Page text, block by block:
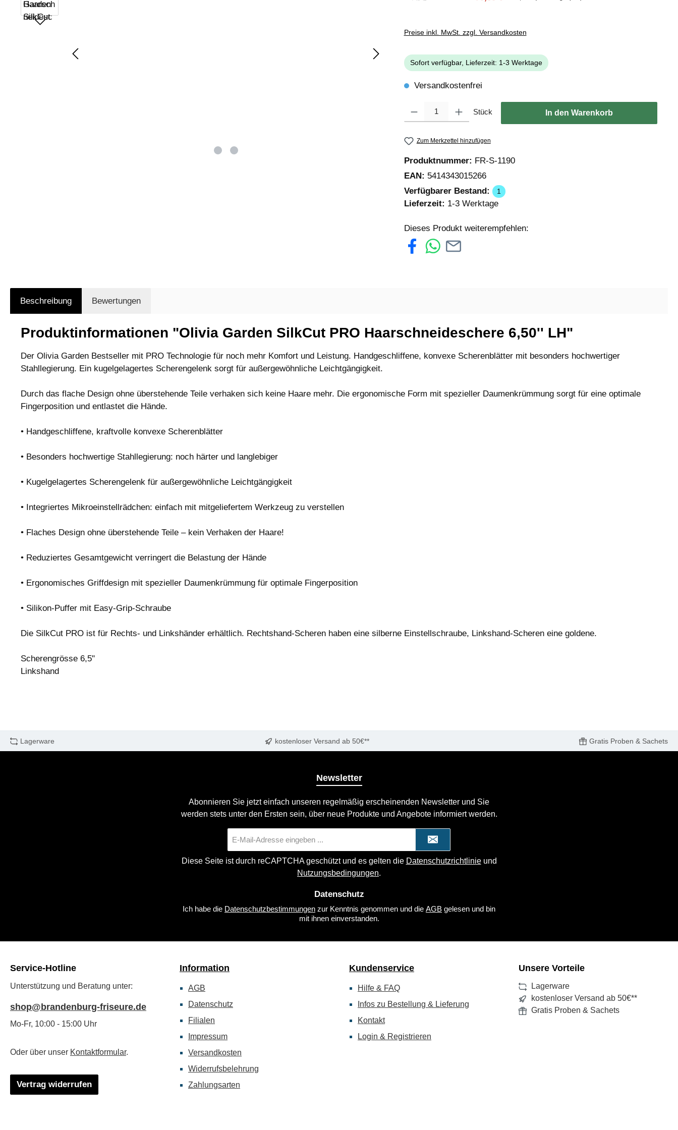
Preise inkl. MwSt. zzgl. Versandkosten
Sofort verfügbar, Lieferzeit: 1-3 Werktage
Versandkostenfrei
Stück In den Warenkorb
Zum Merkzettel hinzufügen
Produktnummer: FR-S-1190
EAN: 5414343015266
Verfügbarer Bestand:
1
Lieferzeit: 1-3 Werktage
Dieses Produkt weiterempfehlen:
Beschreibung Bewertungen
Produktinformationen "Olivia Garden SilkCut PRO Haarschneideschere 6,50'' LH"
Der Olivia Garden Bestseller mit PRO Technologie für noch mehr Komfort und Leistung. Handgeschliffene, konvexe Scherenblätter mit besonders hochwertiger
Stahllegierung. Ein kugelgelagertes Scherengelenk sorgt für außergewöhnliche Leichtgängigkeit.
Durch das flache Design ohne überstehende Teile verhaken sich keine Haare mehr. Die ergonomische Form mit spezieller Daumenkrümmung sorgt für eine optimale
Fingerposition und entlastet die Hände.
• Handgeschliffene, kraftvolle konvexe Scherenblätter
• Besonders hochwertige Stahllegierung: noch härter und langlebiger
• Kugelgelagertes Scherengelenk für außergewöhnliche Leichtgängigkeit
• Integriertes Mikroeinstellrädchen: einfach mit mitgeliefertem Werkzeug zu verstellen
• Flaches Design ohne überstehende Teile – kein Verhaken der Haare!
• Reduziertes Gesamtgewicht verringert die Belastung der Hände
• Ergonomisches Griffdesign mit spezieller Daumenkrümmung für optimale Fingerposition
• Silikon-Puffer mit Easy-Grip-Schraube
Die SilkCut PRO ist für Rechts- und Linkshänder erhältlich. Rechtshand-Scheren haben eine silberne Einstellschraube, Linkshand-Scheren eine goldene.
Scherengrösse 6,5"
Linkshand
Lagerware kostenloser Versand ab 50€** Gratis Proben & Sachets
Newsletter
Abonnieren Sie jetzt einfach unseren regelmäßig erscheinenden Newsletter und Sie
werden stets unter den Ersten sein, über neue Produkte und Angebote informiert werden.
Mail-
*
Diese Seite ist durch reCAPTCHA geschützt und es gelten die Datenschutzrichtlinieund
Nutzungsbedingungen.
Datenschutz
Ich habe die Datenschutzbestimmungen zur Kenntnis genommen und die AGB gelesen und bin
mit ihnen einverstanden.
Service-Hotline
Unterstützung und Beratung unter:
shop@brandenburg-friseure.de
Mo-Fr, 10:00 - 15:00 Uhr
Oder über unser Kontaktformular.
Vertrag widerrufen
Information
AGB
Datenschutz
Filialen
Impressum
Versandkosten
Widerrufsbelehrung
Zahlungsarten
Kundenservice
Hilfe & FAQ
Infos zu Bestellung & Lieferung
Kontakt
Login & Registrieren
Unsere Vorteile
Lagerware
kostenloser Versand ab 50€**
Gratis Proben & Sachets